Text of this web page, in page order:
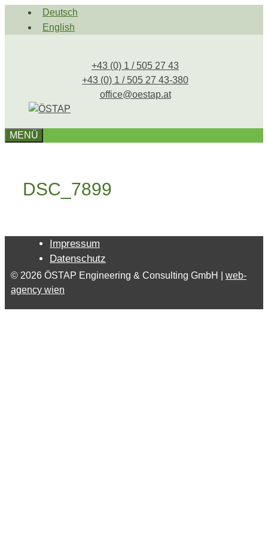
Deutsch
English
+43 (0) 1 / 505 27 43
+43 (0) 1 / 505 27 43-380
office@oestap.at
MENÜ
DSC_7899
Impressum
Datenschutz
© 2026 ÖSTAP Engineering & Consulting GmbH | web-
agency wien